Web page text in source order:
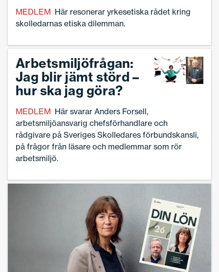
MEDLEM Här resonerar yrkesetiska rådet kring
skolledarnas etiska dilemman.
Arbetsmiljöfrågan:
Jag blir jämt störd –
hur ska jag göra?
MEDLEM Här svarar Anders Forsell,
arbetsmiljöansvarig chefsförhandlare och
rådgivare på Sveriges Skolledares förbundskansli,
på frågor från läsare och medlemmar som rör
arbetsmiljö.